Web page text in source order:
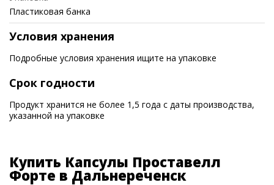
Пластиковая банка
Условия хранения
Подробные условия хранения ищите на упаковке
Срок годности
Продукт хранится не более 1,5 года с даты производства,
указанной на упаковке
Купить Капсулы Проставелл
Форте в Дальнереченск